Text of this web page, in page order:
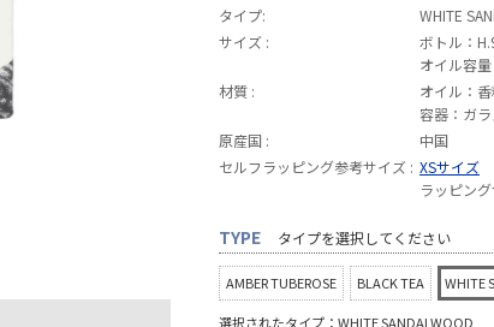
タイプ:
WHITE
サイズ :
ボトル：
オイル容
材質 :
オイル：
容器：ガ
原産国 :
中国
セルフラッピング参考サイズ : XSサイズ
ラッピン
TYPE タイプを選択してください
AMBER TUBEROSE BLACK TEA WHITE
選択されたタイプ：WHITE SANDALWOOD